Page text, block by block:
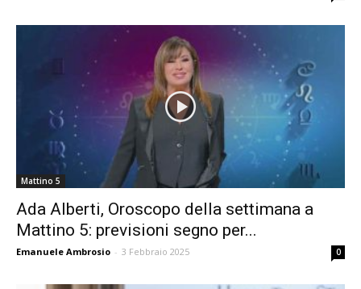
Mattino 5
Ada Alberti, Oroscopo della settimana a
Mattino 5: previsioni segno per...
Emanuele Ambrosio - 3 Febbraio 2025 0